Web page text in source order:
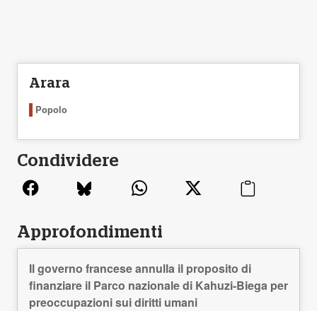
Arara
Popolo
Condividere
Approfondimenti
Il governo francese annulla il proposito di
finanziare il Parco nazionale di Kahuzi-Biega per
preoccupazioni sui diritti umani